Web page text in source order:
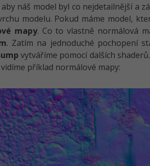
aby náš model byl co nejdetailnější a
modelu. Pokud máme model,
mapy. Co to vlastně normálová
. Zatím na jednoduché pochopení
vytváříme pomocí dalších shaderů.
příklad normálové mapy: